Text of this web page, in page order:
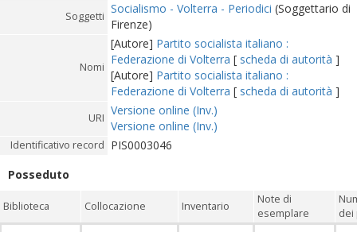
Soggetti
Socialismo - Volterra - Periodici (Soggettario di
Firenze)
Nomi
[Autore] Partito socialista italiano :
Federazione di Volterra [ scheda di autorità ]
[Autore] Partito socialista italiano :
Federazione di Volterra [ scheda di autorità ]
URI
Versione online (Inv.)
Versione online (Inv.)
Identificativo record PIS0003046
Posseduto
Biblioteca Collocazione Inventario
Note di
esemplare
dei